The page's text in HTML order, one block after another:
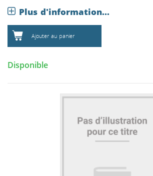
Plus d'information...
Ajouter au panier
Disponible